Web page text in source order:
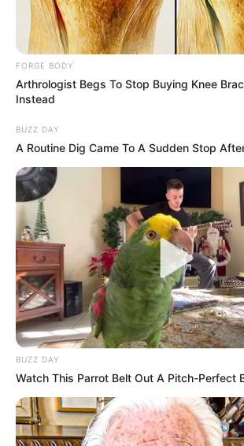
From Baddies To Sweethearts: 9
Do It All!
BRAINBERRIES
FORGE BODY
Arthrologist Begs To Stop Buying Knee
Instead
BUZZ DAY
A Routine Dig Came To A Sudden Stop
BUZZ DAY
Watch This Parrot Belt Out A Pitch-Perfect